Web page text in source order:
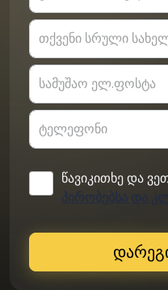
თქვენი სრული
სამუშაო ელ.ფოსტა
ტელეფონი
წავიკითხე და
პირობებსა და